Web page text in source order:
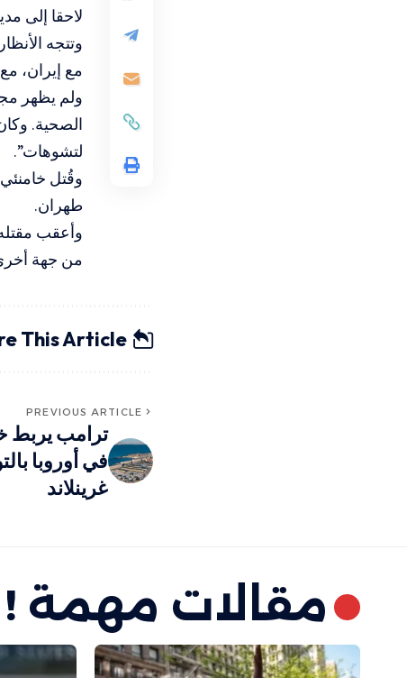
لاحقا إلى
وتتجه
مع إيران،
ولم يظهر
الصحية.
لتشوهات”.
طهران.
وأعقب
من جهة
This Article
PREVIOUS ARTICLE
ترامب يربط
في أوروبا
غرينلاند
مقالات مهمة !